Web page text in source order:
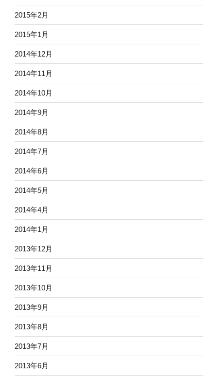
2015年2月
2015年1月
2014年12月
2014年11月
2014年10月
2014年9月
2014年8月
2014年7月
2014年6月
2014年5月
2014年4月
2014年1月
2013年12月
2013年11月
2013年10月
2013年9月
2013年8月
2013年7月
2013年6月